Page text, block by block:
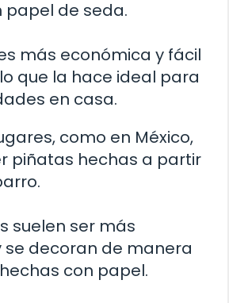
papel de seda.
más económica y fácil
que la hace ideal para
en casa.
como en México,
piñatas hechas a partir
suelen ser más
se decoran de manera
con papel.